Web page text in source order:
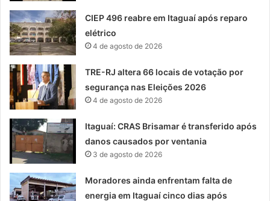
CIEP 496 reabre em Itaguaí após reparo
elétrico
4 de agosto de 2026
TRE-RJ altera 66 locais de votação por
segurança nas Eleições 2026
4 de agosto de 2026
Itaguaí: CRAS Brisamar é transferido após
danos causados por ventania
3 de agosto de 2026
Moradores ainda enfrentam falta de
energia em Itaguaí cinco dias após